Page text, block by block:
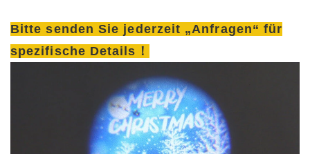
Bitte senden Sie jederzeit „Anfragen“ für
spezifische Details！